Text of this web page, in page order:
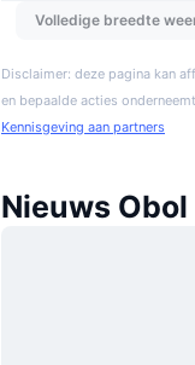
Volledige breedte
Disclaimer: deze pagina kan
en bepaalde acties
Kennisgeving aan partners
Nieuws Obol